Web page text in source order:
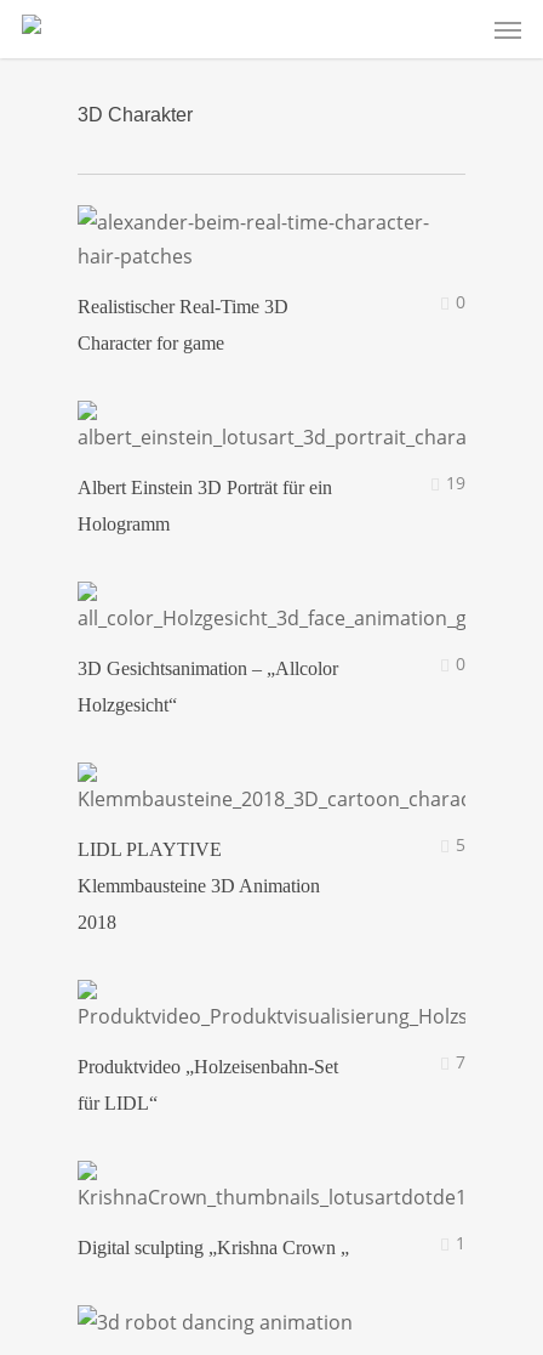
Skip
3D Charakter
Realistischer Real-Time 3D
Character for game
0
Albert Einstein 3D Porträt für ein
Hologramm
19
3D Gesichtsanimation – „Allcolor
Holzgesicht“
0
LIDL PLAYTIVE
Klemmbausteine 3D Animation
2018
5
Produktvideo „Holzeisenbahn-Set
für LIDL“
7
Digital sculpting „Krishna Crown „ 1